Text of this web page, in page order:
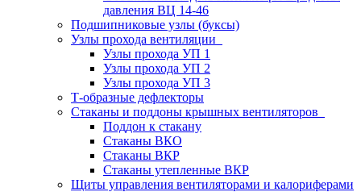
давления ВЦ 14-46
Подшипниковые узлы (буксы)
Узлы прохода вентиляции
Узлы прохода УП 1
Узлы прохода УП 2
Узлы прохода УП 3
Т-образные дефлекторы
Стаканы и поддоны крышных вентиляторов
Поддон к стакану
Стаканы ВКО
Стаканы ВКР
Стаканы утепленные ВКР
Щиты управления вентиляторами и калориферами